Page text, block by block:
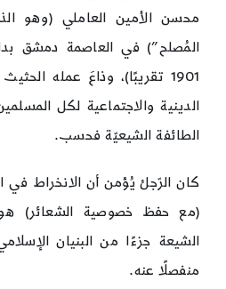
محسن الأمين العاملي (وهو
المُصلح”) في العاصمة دمشق
1901 تقريبًا)، وذاعَ عمله
الدينية والاجتماعية لكل
الطائفة الشيعيّة فحسب.
كان الرّجلُ يُؤمن أن الانخراط في
(مع حفظ خصوصية الشعائر) هو
الشيعة جزءًا من البنيان
منفصلًا عنه.